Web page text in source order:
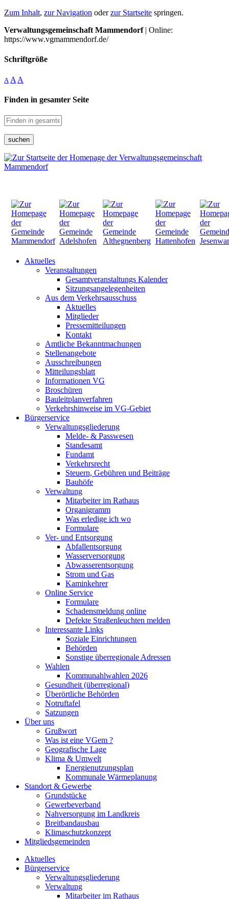
Zum Inhalt, zur Navigation oderzur Startseite springen.
Verwaltungsgemeinschaft Mammendorf| Online:
https://www.vgmammendorf.de/
Schriftgröße
A A A
Finden in gesamter Seite
suchen
Aktuelles
Veranstaltungen
Gesamtveranstaltungs Kalender
Sitzungsangelegenheiten
Aus dem Verkehrsausschuss
Aktuelles
Mitglieder
Pressemitteilungen
Kontakt
Amtliche Bekanntmachungen
Stellenangebote
Ausschreibungen
Mitteilungsblatt
Informationen VG
Broschüren
Bauleitplanverfahren
Verkehrshinweise im VG-Gebiet
Bürgerservice
Verwaltungsgliederung
Melde- & Passwesen
Standesamt
Fundamt
Verkehrsrecht
Steuern, Gebühren und Beiträge
Bauhöfe
Verwaltung
Mitarbeiter im Rathaus
Organigramm
Was erledige ich wo
Formulare
Ver- und Entsorgung
Abfallentsorgung
Wasserversorgung
Abwasserentsorgung
Strom und Gas
Kaminkehrer
Online Service
Formulare
Schadensmeldung online
Defekte Straßenleuchten melden
Interessante Links
Soziale Einrichtungen
Behörden
Sonstige überregionale Adressen
Wahlen
Kommunahlwahlen 2026
Gesundheit (überregional)
Überörtliche Behörden
Notruftafel
Satzungen
Über uns
Grußwort
Was ist eine VGem ?
Geografische Lage
Klima & Umwelt
Energienutzungsplan
Kommunale Wärmeplanung
Standort & Gewerbe
Grundstücke
Gewerbeverband
Nahversorgung im Landkreis
Breitbandausbau
Klimaschutzkonzept
Mitgliedsgemeinden
Aktuelles
Bürgerservice
Verwaltungsgliederung
Verwaltung
Mitarbeiter im Rathaus